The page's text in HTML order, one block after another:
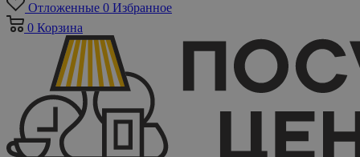
Отложенные 0 Избранное
0 Корзина